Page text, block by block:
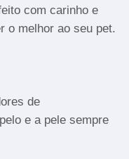
com carinho e
o melhor ao seu pet.
de
e a pele sempre